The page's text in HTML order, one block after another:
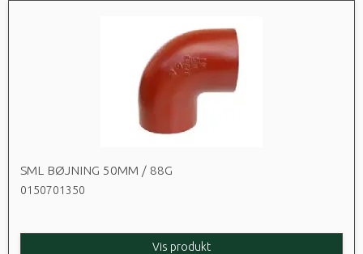
SML BØJNING 50MM / 88G
0150701350
Vis produkt